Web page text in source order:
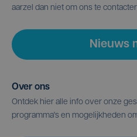
aarzel dan niet om ons te
Nieuws
Over ons
Ontdek hier alle info over onze
programma's en mogelijkheden